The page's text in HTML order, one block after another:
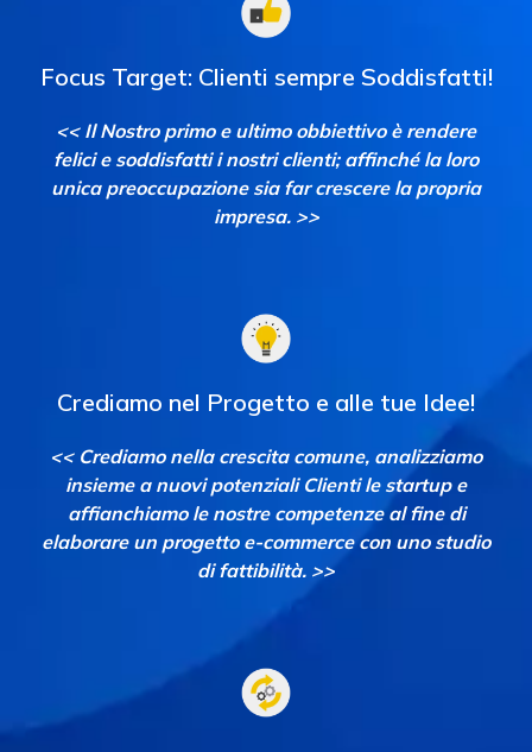
Focus Target: Clienti sempre Soddisfatti!
<< Il Nostro primo e ultimo obbiettivo è rendere
felici e soddisfatti i nostri clienti; affinché la loro
unica preoccupazione sia far crescere la propria
impresa. >>
Crediamo nel Progetto e alle tue Idee!
<< Crediamo nella crescita comune, analizziamo
insieme a nuovi potenziali Clienti le startup e
affianchiamo le nostre competenze al fine di
elaborare un progetto e-commerce con uno studio
di fattibilità. >>